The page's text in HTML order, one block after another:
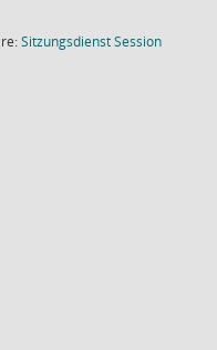
SitzungsdienstSession(Wird in